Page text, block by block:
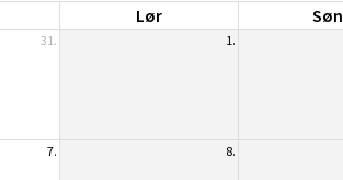
Lør Søn
31. 1.
7. 8.